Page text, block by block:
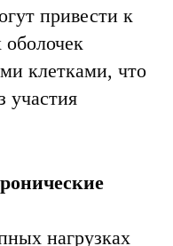
привести к
клетками, что
участия
нагрузках